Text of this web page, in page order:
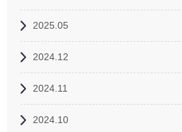
2025.05
2024.12
2024.11
2024.10